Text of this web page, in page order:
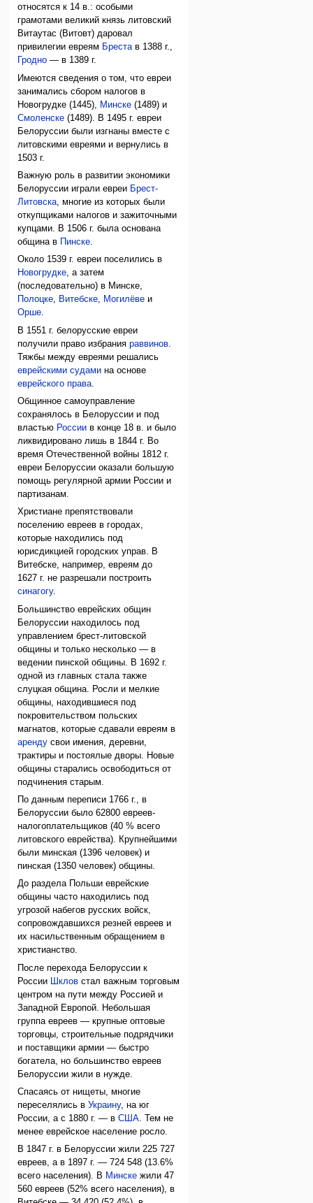
относятся к 14 в.: особыми
грамотами великий князь литовский
Витаутас (Витовт) даровал
привилегии евреям Брестав 1388 г.,
Гродно — в 1389 г.
Имеются сведения о том, что евреи
занимались сбором налогов в
Новогрудке (1445),
Минске (1489) и
Смоленске (1489). В 1495 г. евреи
Белоруссии были изгнаны вместе с
литовскими евреями и вернулись в
1503 г.
Важную роль в развитии экономики
Белоруссии играли евреи Брест-
Литовска, многие из которых были
откупщиками налогов и зажиточными
купцами. В 1506 г. была основана
община в Пинске.
Около 1539 г. евреи поселились в
Новогрудке, а затем
(последовательно) в Минске,
Полоцке, Витебске, Могилёве и
Орше.
В 1551 г. белорусские евреи
получили право избранияраввинов
Тяжбы между евреями решались
еврейскими судами на основе
еврейского права
Общинное самоуправление
сохранялось в Белоруссии и под
властью России в конце 18 в. и было
ликвидировано лишь в 1844 г. Во
время Отечественной войны 1812 г.
евреи Белоруссии оказали большую
помощь регулярной армии России и
партизанам.
Христиане препятствовали
поселению евреев в городах,
которые находились под
юрисдикцией городских управ. В
Витебске, например, евреям до
1627 г. не разрешали построить
синагогу.
Большинство еврейских общин
Белоруссии находилось под
управлением брест-литовской
общины и только несколько — в
ведении пинской общины. В 1692 г.
одной из главных стала также
слуцкая община. Росли и мелкие
общины, находившиеся под
покровительством польских
магнатов, которые сдавали евреям в
аренду свои имения, деревни,
трактиры и постоялые дворы. Новые
общины старались освободиться от
подчинения старым.
По данным переписи 1766 г., в
Белоруссии было 62800 евреев-
налогоплательщиков (40 % всего
литовского еврейства). Крупнейшими
были минская (1396 человек) и
пинская (1350 человек) общины.
До раздела Польши еврейские
общины часто находились под
угрозой набегов русских войск,
сопровождавшихся резней евреев и
их насильственным обращением в
христианство.
После перехода Белоруссии к
России
Шклов стал важным торговым
центром на пути между Россией и
Западной Европой. Небольшая
группа евреев — крупные оптовые
торговцы, строительные подрядчики
и поставщики армии — быстро
богатела, но большинство евреев
Белоруссии жили в нужде.
Спасаясь от нищеты, многие
переселялись вУкраину, на юг
России, а с 1880 г. — вСША. Тем не
менее еврейское население росло.
В 1847 г. в Белоруссии жили 225 727
евреев, а в 1897 г. — 724 548 (13.6%
всего населения). В Минске жили 47
560 евреев (52% всего населения), в